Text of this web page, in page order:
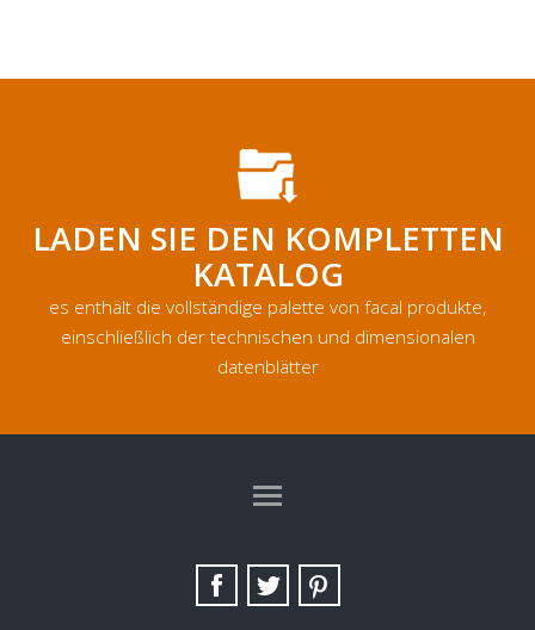
LADEN SIE DEN KOMPLETTEN
KATALOG
es enthält die vollständige palette von facal produkte,
einschließlich der technischen und dimensionalen
datenblätter
SITE MAP